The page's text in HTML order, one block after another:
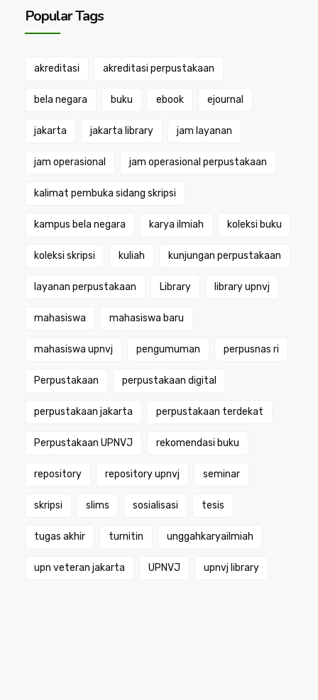
Popular Tags
akreditasi akreditasi perpustakaan
bela negara buku ebook ejournal
jakarta jakarta library jam layanan
jam operasional jam operasional perpustakaan
kalimat pembuka sidang skripsi
kampus bela negara karya ilmiah koleksi buku
koleksi skripsi kuliah kunjungan perpustakaan
layanan perpustakaan Library library upnvj
mahasiswa mahasiswa baru
mahasiswa upnvj pengumuman perpusnas ri
Perpustakaan perpustakaan digital
perpustakaan jakarta perpustakaan terdekat
Perpustakaan UPNVJ rekomendasi buku
repository repository upnvj seminar
skripsi slims sosialisasi tesis
tugas akhir turnitin unggahkaryailmiah
upn veteran jakarta UPNVJ upnvj library